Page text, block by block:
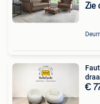
Zie
€